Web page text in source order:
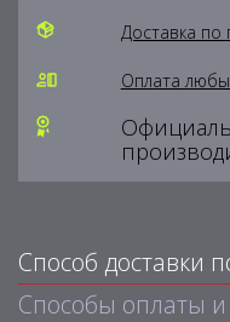
Доставка по
Оплата
Способ доставки
Способы оплаты и